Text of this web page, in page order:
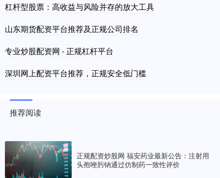
杠杆型股票：高收益与风险并存的放大工具
山东期货配资平台推荐及正规公司排名
专业炒股配资网 - 正规杠杆平台
深圳网上配资平台推荐，正规安全低门槛
推荐阅读
正规配资炒股网 福安药业最新公告：注射用
头孢唑肟钠通过仿制药一致性评价